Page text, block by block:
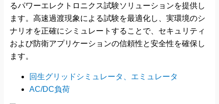
るパワーエレクトロニクス試験ソリューションを提供し
ます。高速過渡現象による試験を最適化し、実環境のシ
ナリオを正確にシミュレートすることで、セキュリティ
および防衛アプリケーションの信頼性と安全性を確保し
ます。
回生グリッドシミュレータ、エミュレータ
AC/DC負荷